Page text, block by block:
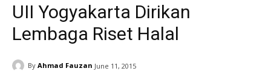
UII Yogyakarta Dirikan
Lembaga Riset Halal
By Ahmad Fauzan June 11, 2015